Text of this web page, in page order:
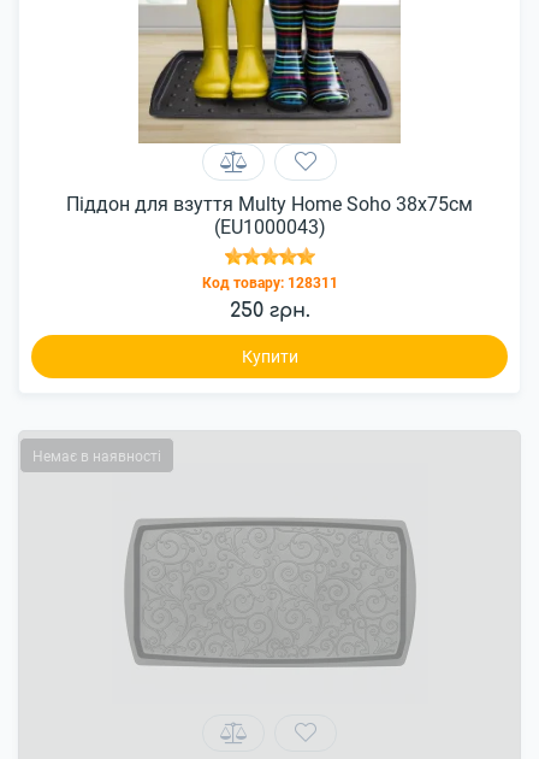
Піддон для взуття Multy Home Soho 38x75см
(EU1000043)
Код товару: 128311
250 грн.
Купити
Немає в наявності